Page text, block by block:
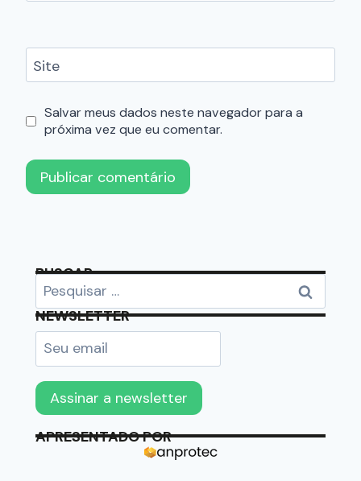
Site
Salvar meus dados neste navegador para a
próxima vez que eu comentar.
BUSCAR
NEWSLETTER
APRESENTADO POR